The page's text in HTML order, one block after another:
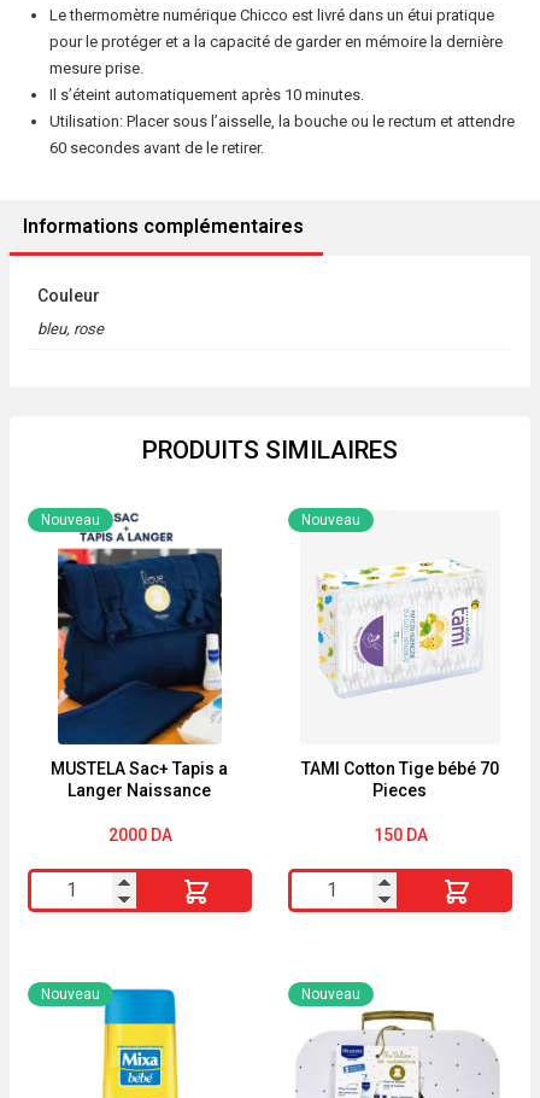
Le thermomètre numérique Chicco est livré dans un étui pratique
pour le protéger et a la capacité de garder en mémoire la dernière
mesure prise.
Il s’éteint automatiquement après 10 minutes.
Utilisation: Placer sous l’aisselle, la bouche ou le rectum et attendre
60 secondes avant de le retirer.
Informations complémentaires
Couleur
bleu, rose
PRODUITS SIMILAIRES
MUSTELA Sac+ Tapis a
Langer Naissance
Nouveau
2000 DA
quantité
de
Sac+
Tapis
TAMI Cotton Tige bébé 70
Pieces
Nouveau
150 DA
quantité
de
Cotton
Tige
bébé
Nouveau Nouveau